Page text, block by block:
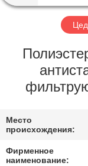
ФАБРИКИ
КАЧЕСТВА
МЫ
Место
происхождения:
Фирменное
наименование: